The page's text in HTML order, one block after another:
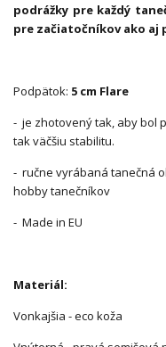
podrážky pre každý
pre začiatočníkov ako
Podpätok: 5 cm Flare
- je zhotovený tak, aby bol
tak väčšiu stabilitu.
- ručne vyrábaná tanečná
hobby tanečníkov
- Made in EU
Materiál:
Vonkajšia - eco koža